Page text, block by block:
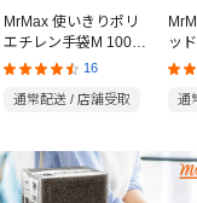
MrMax 使いきりポリ
エチレン手袋M 100枚
入
16
通常配送 / 店舗受取
ッ
の
通